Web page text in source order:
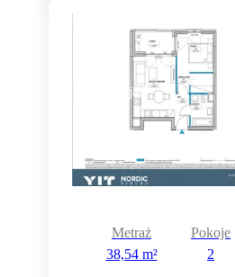
Rezerwacja
Metraż
38,54 m²
Pokoje
2